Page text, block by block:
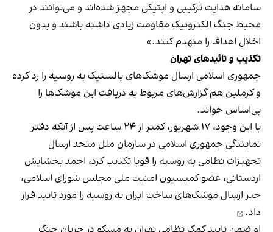
سامانه هدایت ترکیبی و اپتیکی مجهز شده‌اند و می‌توانند در
محیط جنگ الکترونیک مقاومت زیادی داشته باشند و بدون
اخلال اهداف را منهدم کنند.»
تکذیب و تائیدهای تهران
جمهوری اسلامی ارسال موشک‌های بالستیک به روسیه را رد کرده
و کرملین هم گزارش‌های مربوط به دریافت این موشک‌ها را
بی‌اساس خواند.
با این وجود، ۱۷ شهریور، کمتر از ۲۴ ساعت پس از آنکه دفتر
نمایندگی جمهوری اسلامی در سازمان ملل متحد ارسال
تجهیزات نظامی به روسیه را قویا تکذیب کرد، احمد بخشایش
اردستانی، عضو کمیسیون امنیت ملی مجلس شورای اسلامی،
خبر ارسال موشک‌های ساخت ایران به روسیه را مورد تایید قرار
داد.